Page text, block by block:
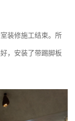
装修施工结束。所
，安装了带踢脚板